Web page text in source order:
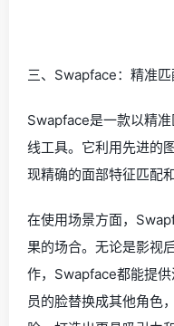
三、Swapface：精准
Swapface是一款以精
线工具。它利用先进的
现精确的面部特征匹配
在使用场景方面，
果的场合。无论是影视
作，Swapface都能提
员的脸替换成其他角色